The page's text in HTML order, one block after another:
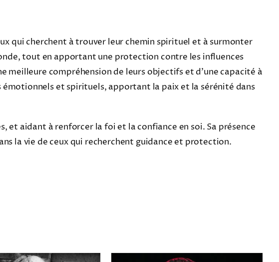
qui cherchent à trouver leur chemin spirituel et à surmonter
tout en apportant une protection contre les influences
meilleure compréhension de leurs objectifs et d’une capacité à
et spirituels, apportant la paix et la sérénité dans
aidant à renforcer la foi et la confiance en soi. Sa présence
la vie de ceux qui recherchent guidance et protection.